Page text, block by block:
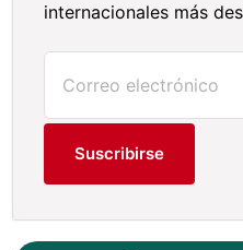
internacionales más
Suscribirse